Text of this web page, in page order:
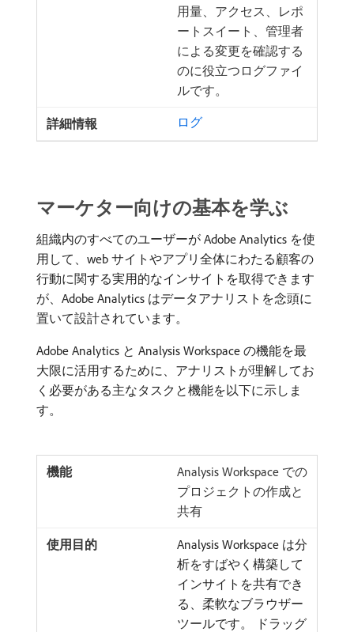
用量、アクセス、レポ
ートスイート、管理者
による変更を確認する
のに役立つログファイ
ルです。
ログ
マーケター向けの基本を学ぶ
組織内のすべてのユーザーが Adobe Analytics を使
用して、web サイトやアプリ全体にわたる顧客の
行動に関する実用的なインサイトを取得できます
が、Adobe Analytics はデータアナリストを念頭に
置いて設計されています。
Adobe Analytics と Analysis Workspace の機能を最
大限に活用するために、アナリストが理解してお
く必要がある主なタスクと機能を以下に示しま
す。
Analysis Workspace での
プロジェクトの作成と
共有
Analysis Workspace は分
析をすばやく構築して
インサイトを共有でき
る、柔軟なブラウザー
ツールです。 ドラッグ